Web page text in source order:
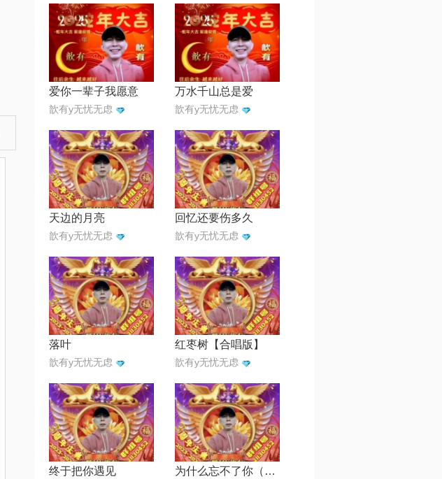
爱你一辈子我愿意
歆有y无忧无虑
万水千山总是爱
歆有y无忧无虑
天边的月亮
歆有y无忧无虑
回忆还要伤多久
歆有y无忧无虑
落叶
歆有y无忧无虑
红枣树【合唱版】
歆有y无忧无虑
终于把你遇见 为什么忘不了你（合唱版）